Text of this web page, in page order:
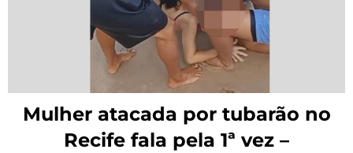
Mulher atacada por tubarão no
Recife fala pela 1ª vez –